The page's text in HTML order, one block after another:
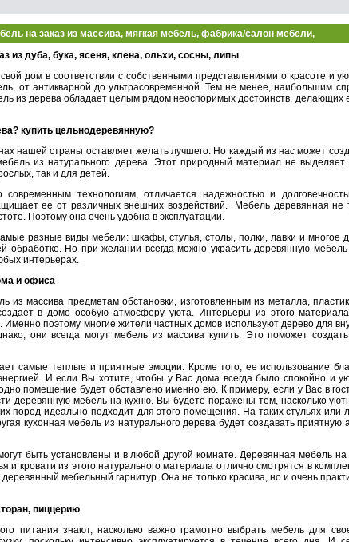
на заказ из массива, мягкая мебель, фабрика/салон мебели,
из дуба, бука, ясеня, клена, ольхи, сосны, липы
дом в соответствии с собственными представлениями о красоте и
от антикварной до ультрасовременной. Тем не менее, наибольшим
из дерева обладает целым рядом неоспоримых достоинств, делающих
купить цельнодеревянную?
нашей страны оставляет желать лучшего. Но каждый из нас может
из натурального дерева. Этот природный материал не
так и для детей.
технологиям, отличается надежностью и
ее от различных внешних воздействий. Мебель деревянная не
Поэтому она очень удобна в эксплуатации.
разные виды мебели: шкафы, стулья, столы, полки, лавки и многое
обработке. Но при желании всегда можно украсить деревянную
интерьерах.
и офиса
из массива предметам обстановки, изготовленным из металла,
в доме особую атмосферу уюта. Интерьеры из этого
Именно поэтому многие жители частных домов используют дерево для
они всегда могут мебель из массива купить. Это поможет
самые теплые и приятные эмоции. Кроме того, ее использование
И если Вы хотите, чтобы у Вас дома всегда было спокойно и
помещение будет обставлено именно ею. К примеру, если у Вас в
деревянную мебель на кухню. Вы будете поражены тем, насколько
пород идеально подходит для этого помещения. На таких стульях или
кухонная мебель из натурального дерева будет создавать
быть установлены и в любой другой комнате. Деревянная мебель
кровати из этого натурального материала отлично смотрятся в
мебельный гарнитур. Она не только красива, но и очень
пиццерию
питания знают, насколько важно грамотно выбрать мебель для